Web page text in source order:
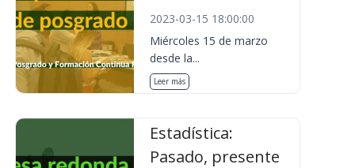
2023-03-15 18:00:00
Miércoles 15 de marzo
desde la...
Leer más
Estadística:
Pasado, presente